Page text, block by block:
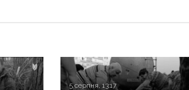
5 серпня, 13:17